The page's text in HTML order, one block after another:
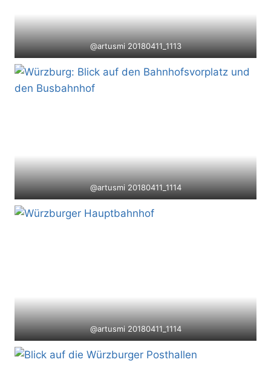
@artusmi 20180411_1113
@artusmi 20180411_1114
@artusmi 20180411_1114